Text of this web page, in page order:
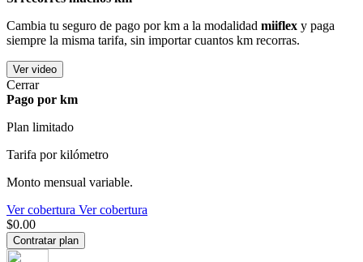
Cambia tu seguro de pago por km a la modalidad miiflex y paga
siempre la misma tarifa, sin importar cuantos km recorras.
Ver video
Cerrar
Pago por km
Plan limitado
Tarifa por kilómetro
Monto mensual variable.
Ver cobertura Ver cobertura
$0.00
Contratar plan